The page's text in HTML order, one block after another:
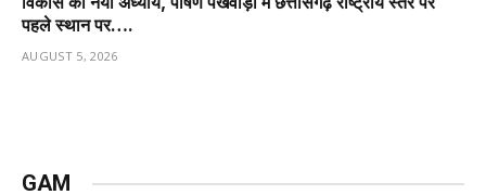
पहले स्थान पर….
AUGUST 5, 2026
GAM